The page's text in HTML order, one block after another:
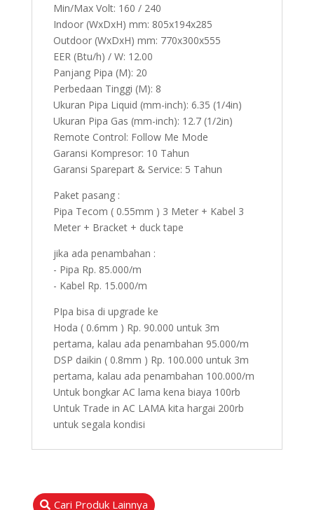
Min/Max Volt: 160 / 240
Indoor (WxDxH) mm: 805x194x285
Outdoor (WxDxH) mm: 770x300x555
EER (Btu/h) / W: 12.00
Panjang Pipa (M): 20
Perbedaan Tinggi (M): 8
Ukuran Pipa Liquid (mm-inch): 6.35 (1/4in)
Ukuran Pipa Gas (mm-inch): 12.7 (1/2in)
Remote Control: Follow Me Mode
Garansi Kompresor: 10 Tahun
Garansi Sparepart & Service: 5 Tahun
Paket pasang :
Pipa Tecom ( 0.55mm ) 3 Meter + Kabel 3
Meter + Bracket + duck tape
jika ada penambahan :
- Pipa Rp. 85.000/m
- Kabel Rp. 15.000/m
PIpa bisa di upgrade ke
Hoda ( 0.6mm ) Rp. 90.000 untuk 3m
pertama, kalau ada penambahan 95.000/m
DSP daikin ( 0.8mm ) Rp. 100.000 untuk 3m
pertama, kalau ada penambahan 100.000/m
Untuk bongkar AC lama kena biaya 100rb
Untuk Trade in AC LAMA kita hargai 200rb
untuk segala kondisi
Cari Produk Lainnya